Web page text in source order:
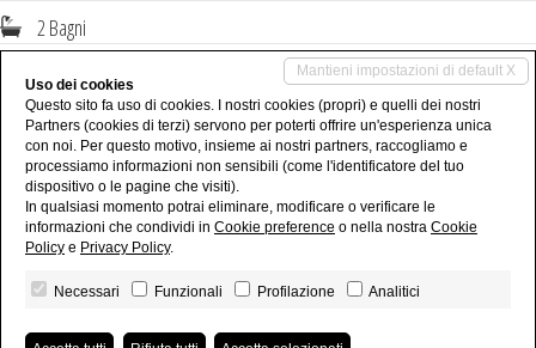
2 Bagni
1(current)
2 3 ... 9
Studio Casale sas - P.IVA 04161510963
Mantieni impostazioni di default X
Uso dei cookies
Questo sito fa uso di cookies. I nostri cookies (propri) e quelli dei nostri
Partners (cookies di terzi) servono per poterti offrire un'esperienza unica
con noi. Per questo motivo, insieme ai nostri partners, raccogliamo e
processiamo informazioni non sensibili (come l'identificatore del tuo
dispositivo o le pagine che visiti).
In qualsiasi momento potrai eliminare, modificare o verificare le
informazioni che condividi in Cookie preference o nella nostra Cookie
Policy e Privacy Policy.
Necessari Funzionali Profilazione Analitici